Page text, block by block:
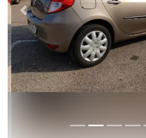
Précèdent